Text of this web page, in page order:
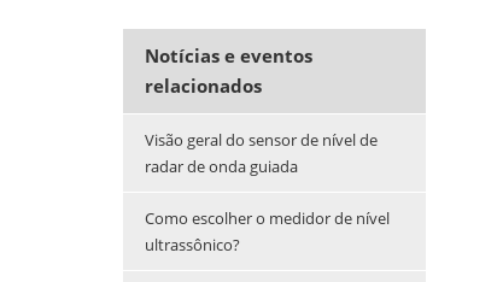
Notícias e eventos
relacionados
Visão geral do sensor de nível de
radar de onda guiada
Como escolher o medidor de nível
ultrassônico?